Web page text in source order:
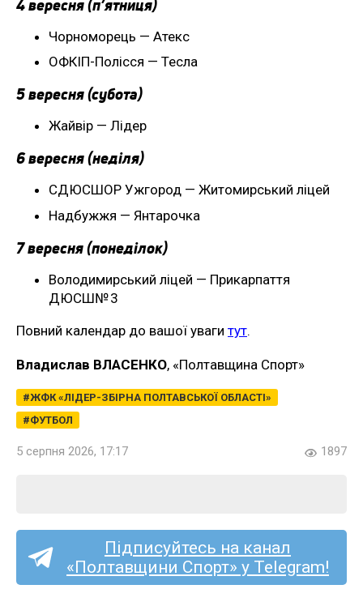
4 вересня (п’ятниця)
Чорноморець — Атекс
ОФКІП-Полісся — Тесла
5 вересня (субота)
Жайвір — Лідер
6 вересня (неділя)
СДЮСШОР Ужгород — Житомирський ліцей
Надбужжя — Янтарочка
7 вересня (понеділок)
Володимирський ліцей — Прикарпаття
ДЮСШ№ 3
Повний календар до вашої уваги тут.
Владислав ВЛАСЕНКО, «Полтавщина Спорт»
ЖФК «ЛІДЕР-ЗБІРНА ПОЛТАВСЬКОЇ ОБЛАСТІ»
ФУТБОЛ
5 серпня 2026, 17:17 1897
Підписуйтесь на канал
«Полтавщини Спорт» у Telegram!